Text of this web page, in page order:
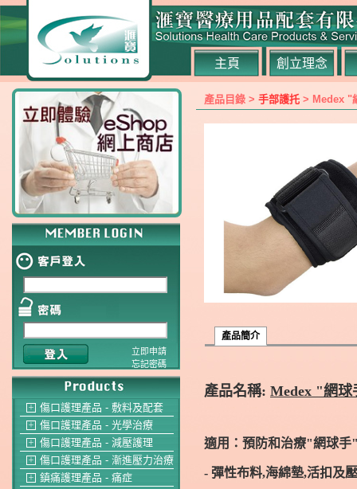
主頁 創立理念
立即申請
忘記密碼
＋ 傷口護理產品 - 敷料及配套
＋ 傷口護理產品 - 光學治療
＋ 傷口護理產品 - 減壓護理
＋ 傷口護理產品 - 漸進壓力治療
＋ 鎮痛護理產品 - 痛症
產品目錄 > 手部護托 > Medex "
產品簡介
產品名稱: Medex "網球
適用：預防和治療"網球
- 彈性布料,海綿墊,活扣及